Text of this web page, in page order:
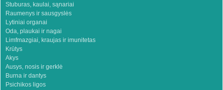
Stuburas, kaulai, sąnariai
Raumenys ir sausgyslės
Lytiniai organai
Oda, plaukai ir nagai
Limfmazgiai, kraujas ir imunitetas
Krūtys
Akys
Ausys, nosis ir gerklė
Burna ir dantys
Psichikos ligos